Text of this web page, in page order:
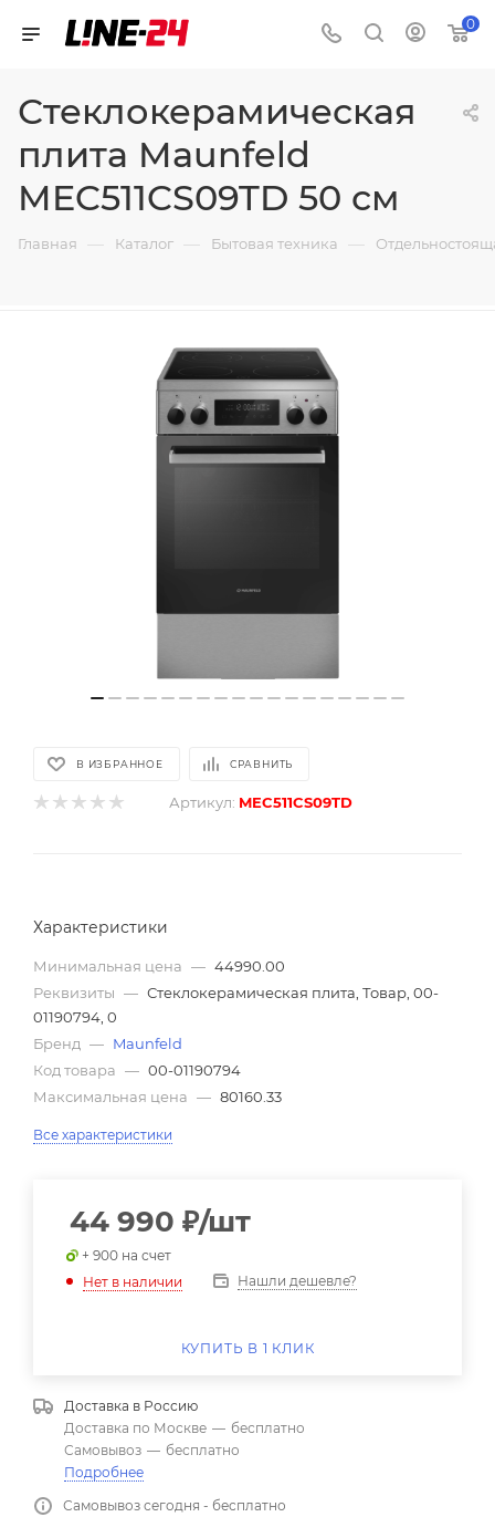
0
Стеклокерамическая
плита Maunfeld
MEC511CS09TD 50 см
Главная — Каталог — Бытовая техника —
В ИЗБРАННОЕ СРАВНИТЬ
Артикул: MEC511CS09TD
Характеристики
Минимальная цена — 44990.00
Реквизиты — Стеклокерамическая плита, Товар, 00-
01190794, 0
Бренд — Maunfeld
Код товара — 00-01190794
Максимальная цена — 80160.33
Все характеристики
44 990 ₽/шт
+ 900 на счет
Нет в наличии
Нашли дешевле?
КУПИТЬ В 1 КЛИК
Доставка в Россию
Доставка по Москве — бесплатно
Самовывоз — бесплатно
Подробнее
Самовывоз сегодня - бесплатно